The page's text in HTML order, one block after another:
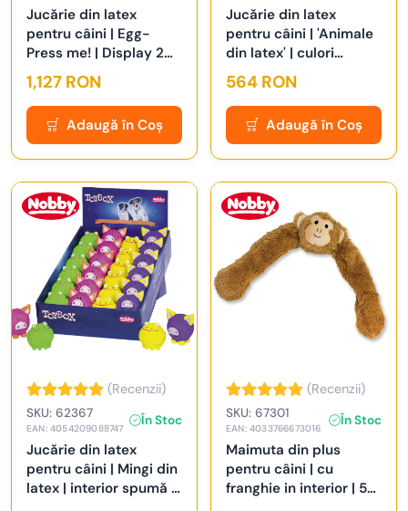
Jucărie din latex
pentru câini | Egg-
Press me! | Display 20
buc. | 9,5 + 12,5 cm
1,127 RON
Adaugă în Coș
Jucărie din latex
pentru câini | 'Animale
din latex' | culori
asortate | Set 12 buc. |
12 + 14 cm
564 RON
Adaugă în Coș
(Recenzii)
SKU: 62367
EAN: 4054209088747
În Stoc
Jucărie din latex
pentru câini | Mingi din
latex | interior spumă |
(Recenzii)
SKU: 67301
EAN: 4033766673016
În Stoc
Maimuta din plus
pentru câini | cu
franghie in interior | 55